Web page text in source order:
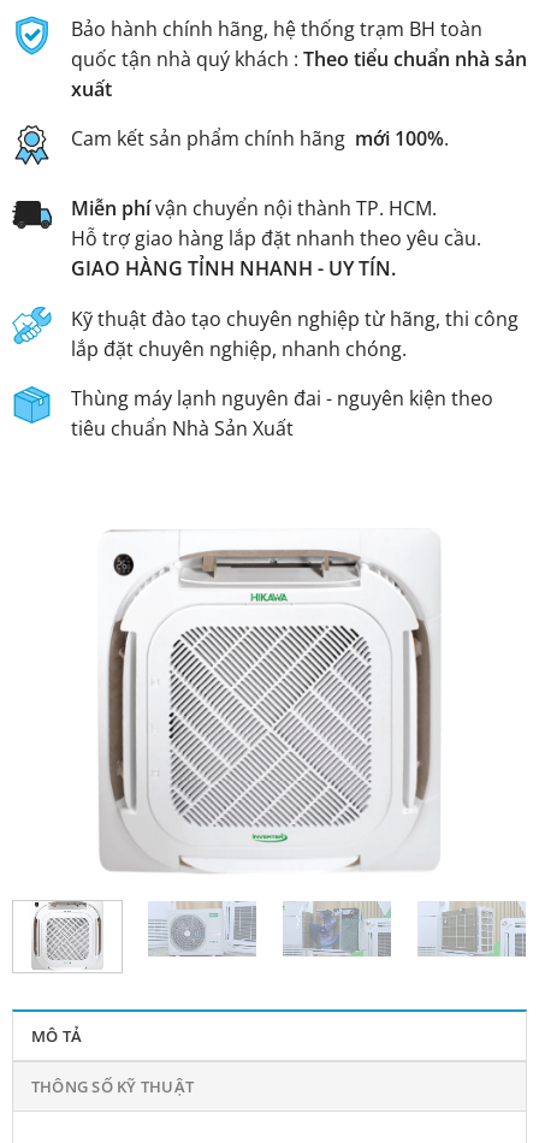
MÔ TẢ
THÔNG SỐ KỸ THUẬT
Bảo hành chính hãng, hệ thống trạm BH toàn
quốc tận nhà quý khách : Theo tiểu chuẩn nhà sản
xuất
Cam kết sản phẩm chính hãng mới 100%.
Miễn phívận chuyển nội thành TP. HCM.
Hỗ trợ giao hàng lắp đặt nhanh theo yêu cầu.
GIAO HÀNG TỈNH NHANH - UY TÍN.
Kỹ thuật đào tạo chuyên nghiệp từ hãng, thi công
lắp đặt chuyên nghiệp, nhanh chóng.
Thùng máy lạnh nguyên đai - nguyên kiện theo
tiêu chuẩn Nhà Sản Xuất